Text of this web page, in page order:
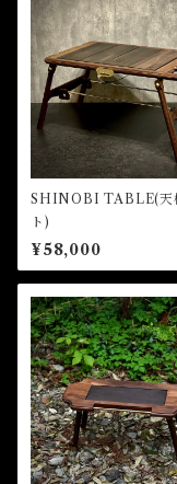
SHINOBI TABLE(天
ト)
¥58,000